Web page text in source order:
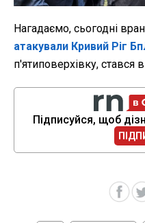
Нагадаємо, сьогодні
атакували Кривий Ріг
п'ятиповерхівку, стався
Підписуйся, щоб